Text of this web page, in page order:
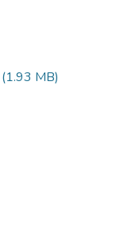
(1.93 MB)